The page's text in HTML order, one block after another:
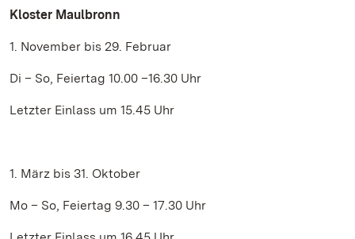
Kloster Maulbronn
1. November bis 29. Februar
Di – So, Feiertag 10.00 –16.30 Uhr
Letzter Einlass um 15.45 Uhr
1. März bis 31. Oktober
Mo – So, Feiertag 9.30 – 17.30 Uhr